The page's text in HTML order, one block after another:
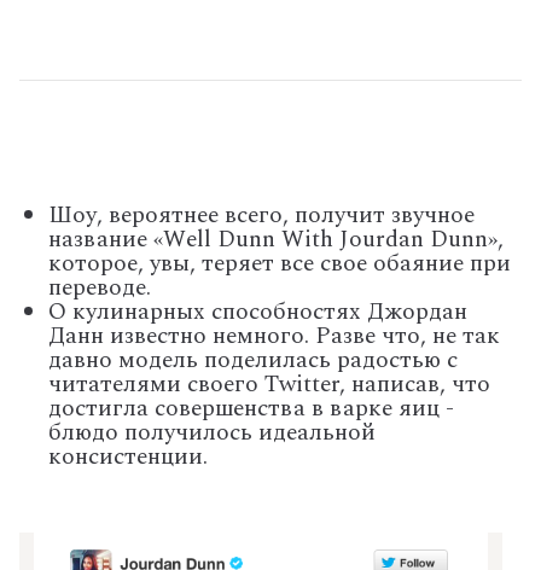
Шоу, вероятнее всего, получит звучное
название «Well Dunn With Jourdan Dunn»,
которое, увы, теряет все свое обаяние при
переводе.
О кулинарных способностях Джордан
Данн известно немного. Разве что, не так
давно модель поделилась радостью с
читателями своего Twitter, написав, что
достигла совершенства в варке яиц -
блюдо получилось идеальной
консистенции.